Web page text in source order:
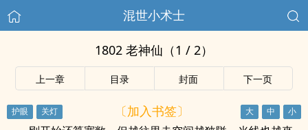
混世小术士
1802 老神仙（1 / 2）
上一章 目录 封面 下一页
〔加入书签〕